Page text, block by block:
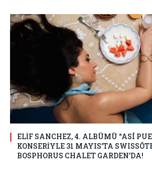
ELİF SANCHEZ, 4. ALBÜMÜ “ASÍ
KONSERİYLE 31 MAYIS’TA
BOSPHORUS CHALET GARDEN’DA!